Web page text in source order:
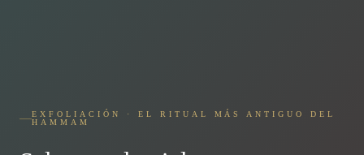
EXFOLIACIÓN · EL RITUAL MÁS ANTIGUO DEL
HAMMAM